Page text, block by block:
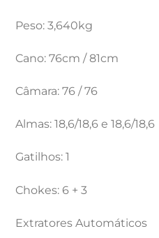
Peso: 3,640kg
Cano: 76cm / 81cm
Câmara: 76 / 76
Almas: 18,6/18,6 e 18,6/18,6
Gatilhos: 1
Chokes: 6 + 3
Extratores Automáticos